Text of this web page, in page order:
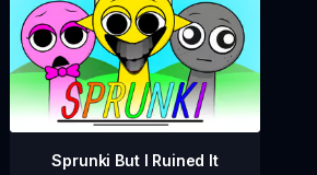
Sprunki But I Ruined It